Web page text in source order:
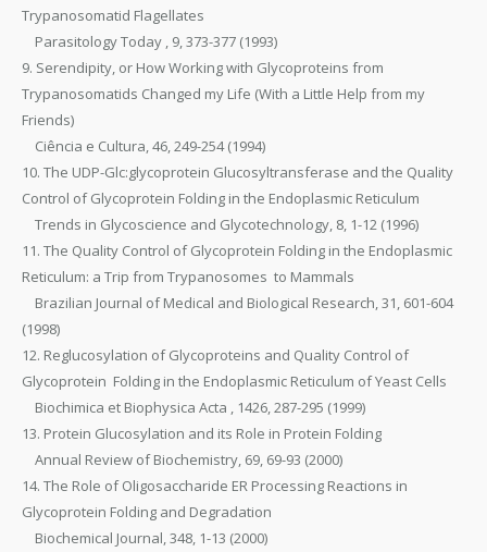
Trypanosomatid Flagellates
Parasitology Today , 9, 373-377 (1993)
9. Serendipity, or How Working with Glycoproteins from
Trypanosomatids Changed my Life (With a Little Help from my
Friends)
Ciência e Cultura, 46, 249-254 (1994)
10. The UDP-Glc:glycoprotein Glucosyltransferase and the Quality
Control of Glycoprotein Folding in the Endoplasmic Reticulum
Trends in Glycoscience and Glycotechnology, 8, 1-12 (1996)
11. The Quality Control of Glycoprotein Folding in the Endoplasmic
Reticulum: a Trip from Trypanosomes to Mammals
Brazilian Journal of Medical and Biological Research, 31, 601-604
(1998)
12. Reglucosylation of Glycoproteins and Quality Control of
Glycoprotein Folding in the Endoplasmic Reticulum of Yeast Cells
Biochimica et Biophysica Acta , 1426, 287-295 (1999)
13. Protein Glucosylation and its Role in Protein Folding
Annual Review of Biochemistry, 69, 69-93 (2000)
14. The Role of Oligosaccharide ER Processing Reactions in
Glycoprotein Folding and Degradation
Biochemical Journal, 348, 1-13 (2000)